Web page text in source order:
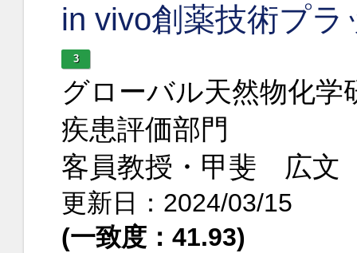
in vivo創薬技術プ
3
グローバル天然物化学
疾患評価部門
客員教授・甲斐 広文
更新日：2024/03/15
(一致度：41.93)